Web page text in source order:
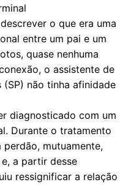
o que era uma
entre um pai e um
quase nenhuma
o assistente de
não tinha afinidade
diagnosticado com um
Durante o tratamento
mutuamente,
a partir desse
ressignificar a relação